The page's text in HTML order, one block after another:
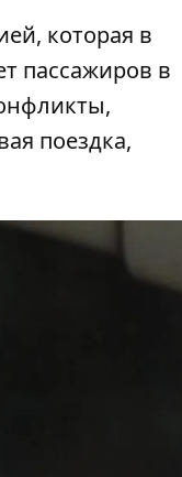
которая в
пассажиров в
поездка,